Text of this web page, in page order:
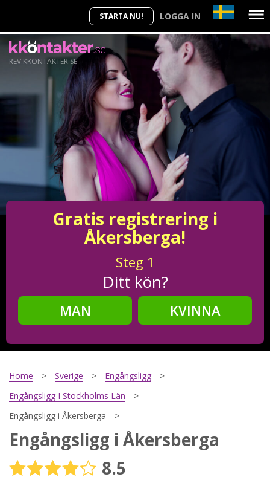
STARTA NU! LOGGA IN
REV.KKONTAKTER.SE
Gratis registrering i
Åkersberga!
Steg 1
Ditt kön?
MAN
KVINNA
Steg2
Steg
Din mailadress?
Home Sverige
Engångsligg
Engångsligg I Stockholms Län
Engångsligg i Åkersberga
Engångsligg i Åkersberga
8.5